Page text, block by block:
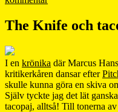
The Knife och
I en krönika där Marcus
kritikerkåren dansar efter
skulle kunna göra en skiva
Själv tyckte jag det lät
tacopaj, alltså! Till tonerna